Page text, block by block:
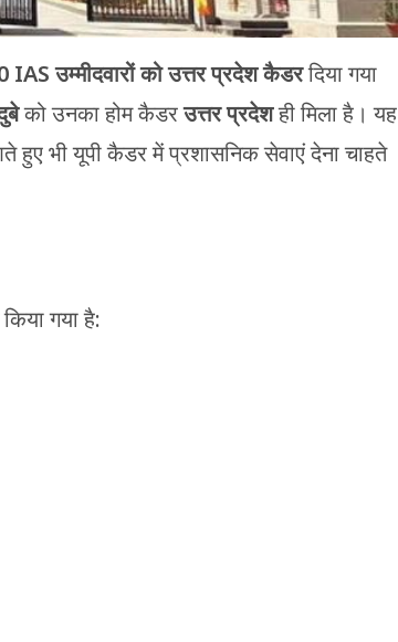
IAS उम्मीदवारों को उत्तर प्रदेश कैडरदिया गया
को उनका होम कैडरउत्तर प्रदेशही मिला है। यह
हुए भी यूपी कैडर में प्रशासनिक सेवाएं देना चाहते
गया है: